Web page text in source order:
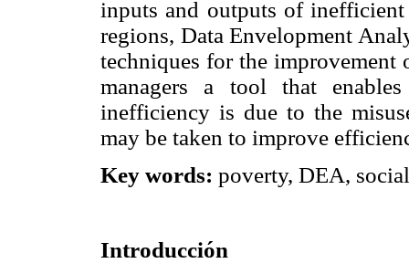
inputs and outputs of
regions, Data Envelopment
techniques for the
managers a tool that
inefficiency is due to the
may be taken to improve
Key words: poverty, DEA,
Introducción